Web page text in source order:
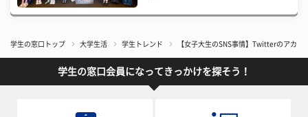
学生の窓口トップ 大学生活 学生トレンド 【女子大生のSNS事情】Twitterのアカ
学生の窓口会員になってきっかけを探そう！